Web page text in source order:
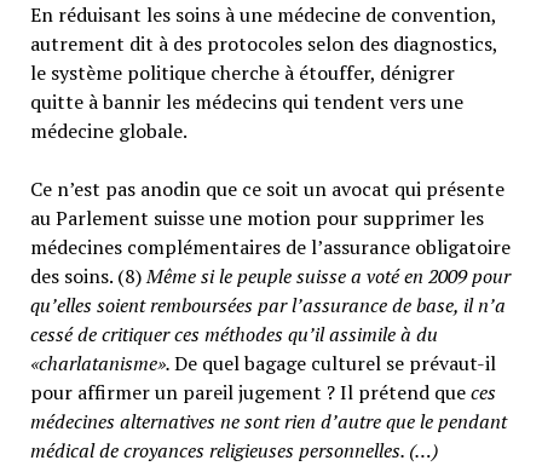
En réduisant les soins à une médecine de convention,
autrement dit à des protocoles selon des diagnostics,
le système politique cherche à étouffer, dénigrer
quitte à bannir les médecins qui tendent vers une
médecine globale.
Ce n’est pas anodin que ce soit un avocat qui présente
au Parlement suisse une motion pour supprimer les
médecines complémentaires de l’assurance obligatoire
des soins. (8)Même si le peuple suisse a voté en 2009 pour
qu’elles soient remboursées par l’assurance de base, il n’a
cessé de critiquer ces méthodes qu’il assimile à du
«charlatanisme».De quel bagage culturel se prévaut-il
pour affirmer un pareil jugement ? Il prétend queces
médecines alternatives ne sont rien d’autre que le pendant
médical de croyances religieuses personnelles. (…)